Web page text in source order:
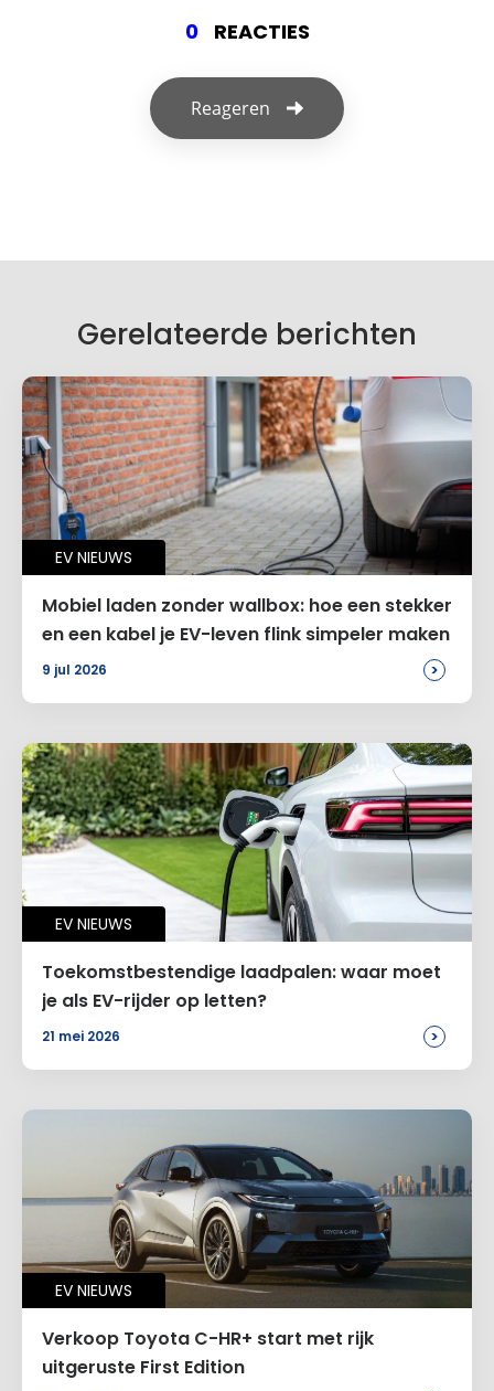
0 REACTIES
Reageren
Je e-mailadres wordt niet gepubliceerd.
Naam*
E-mail*
Site
Voeg een reactie toe
Alternative:
Gerelateerde berichten
EV NIEUWS
Mobiel laden zonder wallbox: hoe een stekker
en een kabel je EV-leven flink simpeler maken
9 jul 2026 >
EV NIEUWS
Toekomstbestendige laadpalen: waar moet
je als EV-rijder op letten?
21 mei 2026 >
EV NIEUWS
Verkoop Toyota C-HR+ start met rijk
uitgeruste First Edition